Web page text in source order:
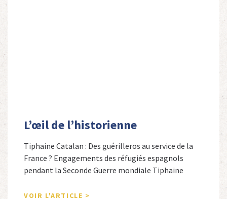
L’œil de l’historienne
Tiphaine Catalan : Des guérilleros au service de la
France ? Engagements des réfugiés espagnols
pendant la Seconde Guerre mondiale Tiphaine
secondaire et docteure en études hispaniques. Elle
VOIR L'ARTICLE >